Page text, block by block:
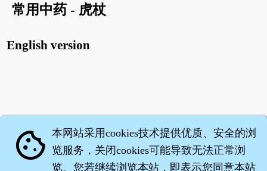
常用中药 - 虎杖
English version
cookie 本网站采用cookies技术提供优质、安全的浏
览服务，关闭cookies可能导致无法正常浏
览。您若继续浏览本站，即表示您同意本站